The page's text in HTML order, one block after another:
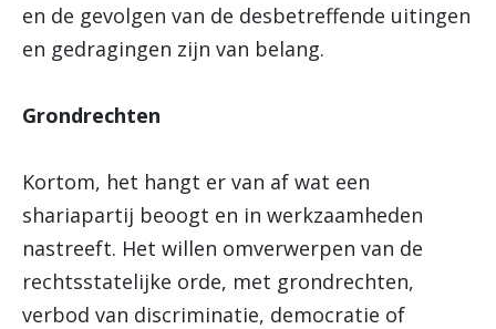
en de gevolgen van de desbetreffende uitingen
en gedragingen zijn van belang.
Grondrechten
Kortom, het hangt er van af wat een
shariapartij beoogt en in werkzaamheden
nastreeft. Het willen omverwerpen van de
rechtsstatelijke orde, met grondrechten,
verbod van discriminatie, democratie of